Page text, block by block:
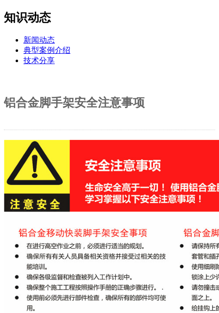
知识动态
新闻动态
典型案例介绍
技术分享
铝合金脚手架安全注意事项